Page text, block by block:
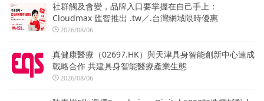
社群觸及會變，品牌入口要掌握在自己手上：
Cloudmax 匯智推出 .tw／.台灣網域限時優惠
2026/08/06
真健康醫療（02697.HK）與天津具身智能創新中心達成
戰略合作 共建具身智能醫療產業生態
2026/08/06